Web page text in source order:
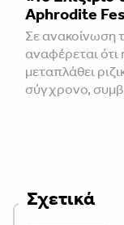
Aphrodite
Σε ανακοίνωση
αναφέρεται
μεταπλάθει
σύγχρονο,
Σχετικά